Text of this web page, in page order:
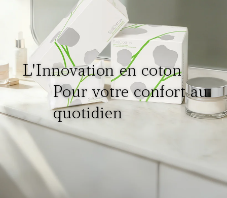
L'Innovation en coton
Pour votre confort au
quotidien